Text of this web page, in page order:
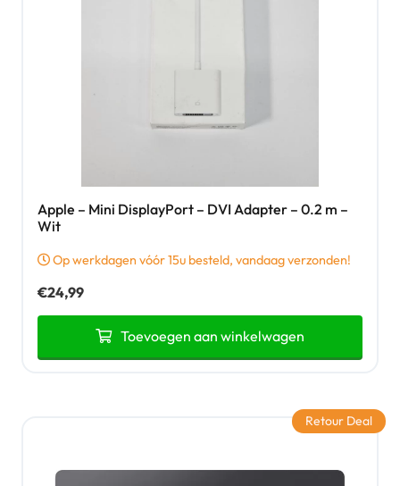
Apple – Mini DisplayPort – DVI Adapter – 0.2 m –
Wit
Op werkdagen vóór 15u besteld, vandaag verzonden!
€24,99
Toevoegen aan winkelwagen
Retour Deal